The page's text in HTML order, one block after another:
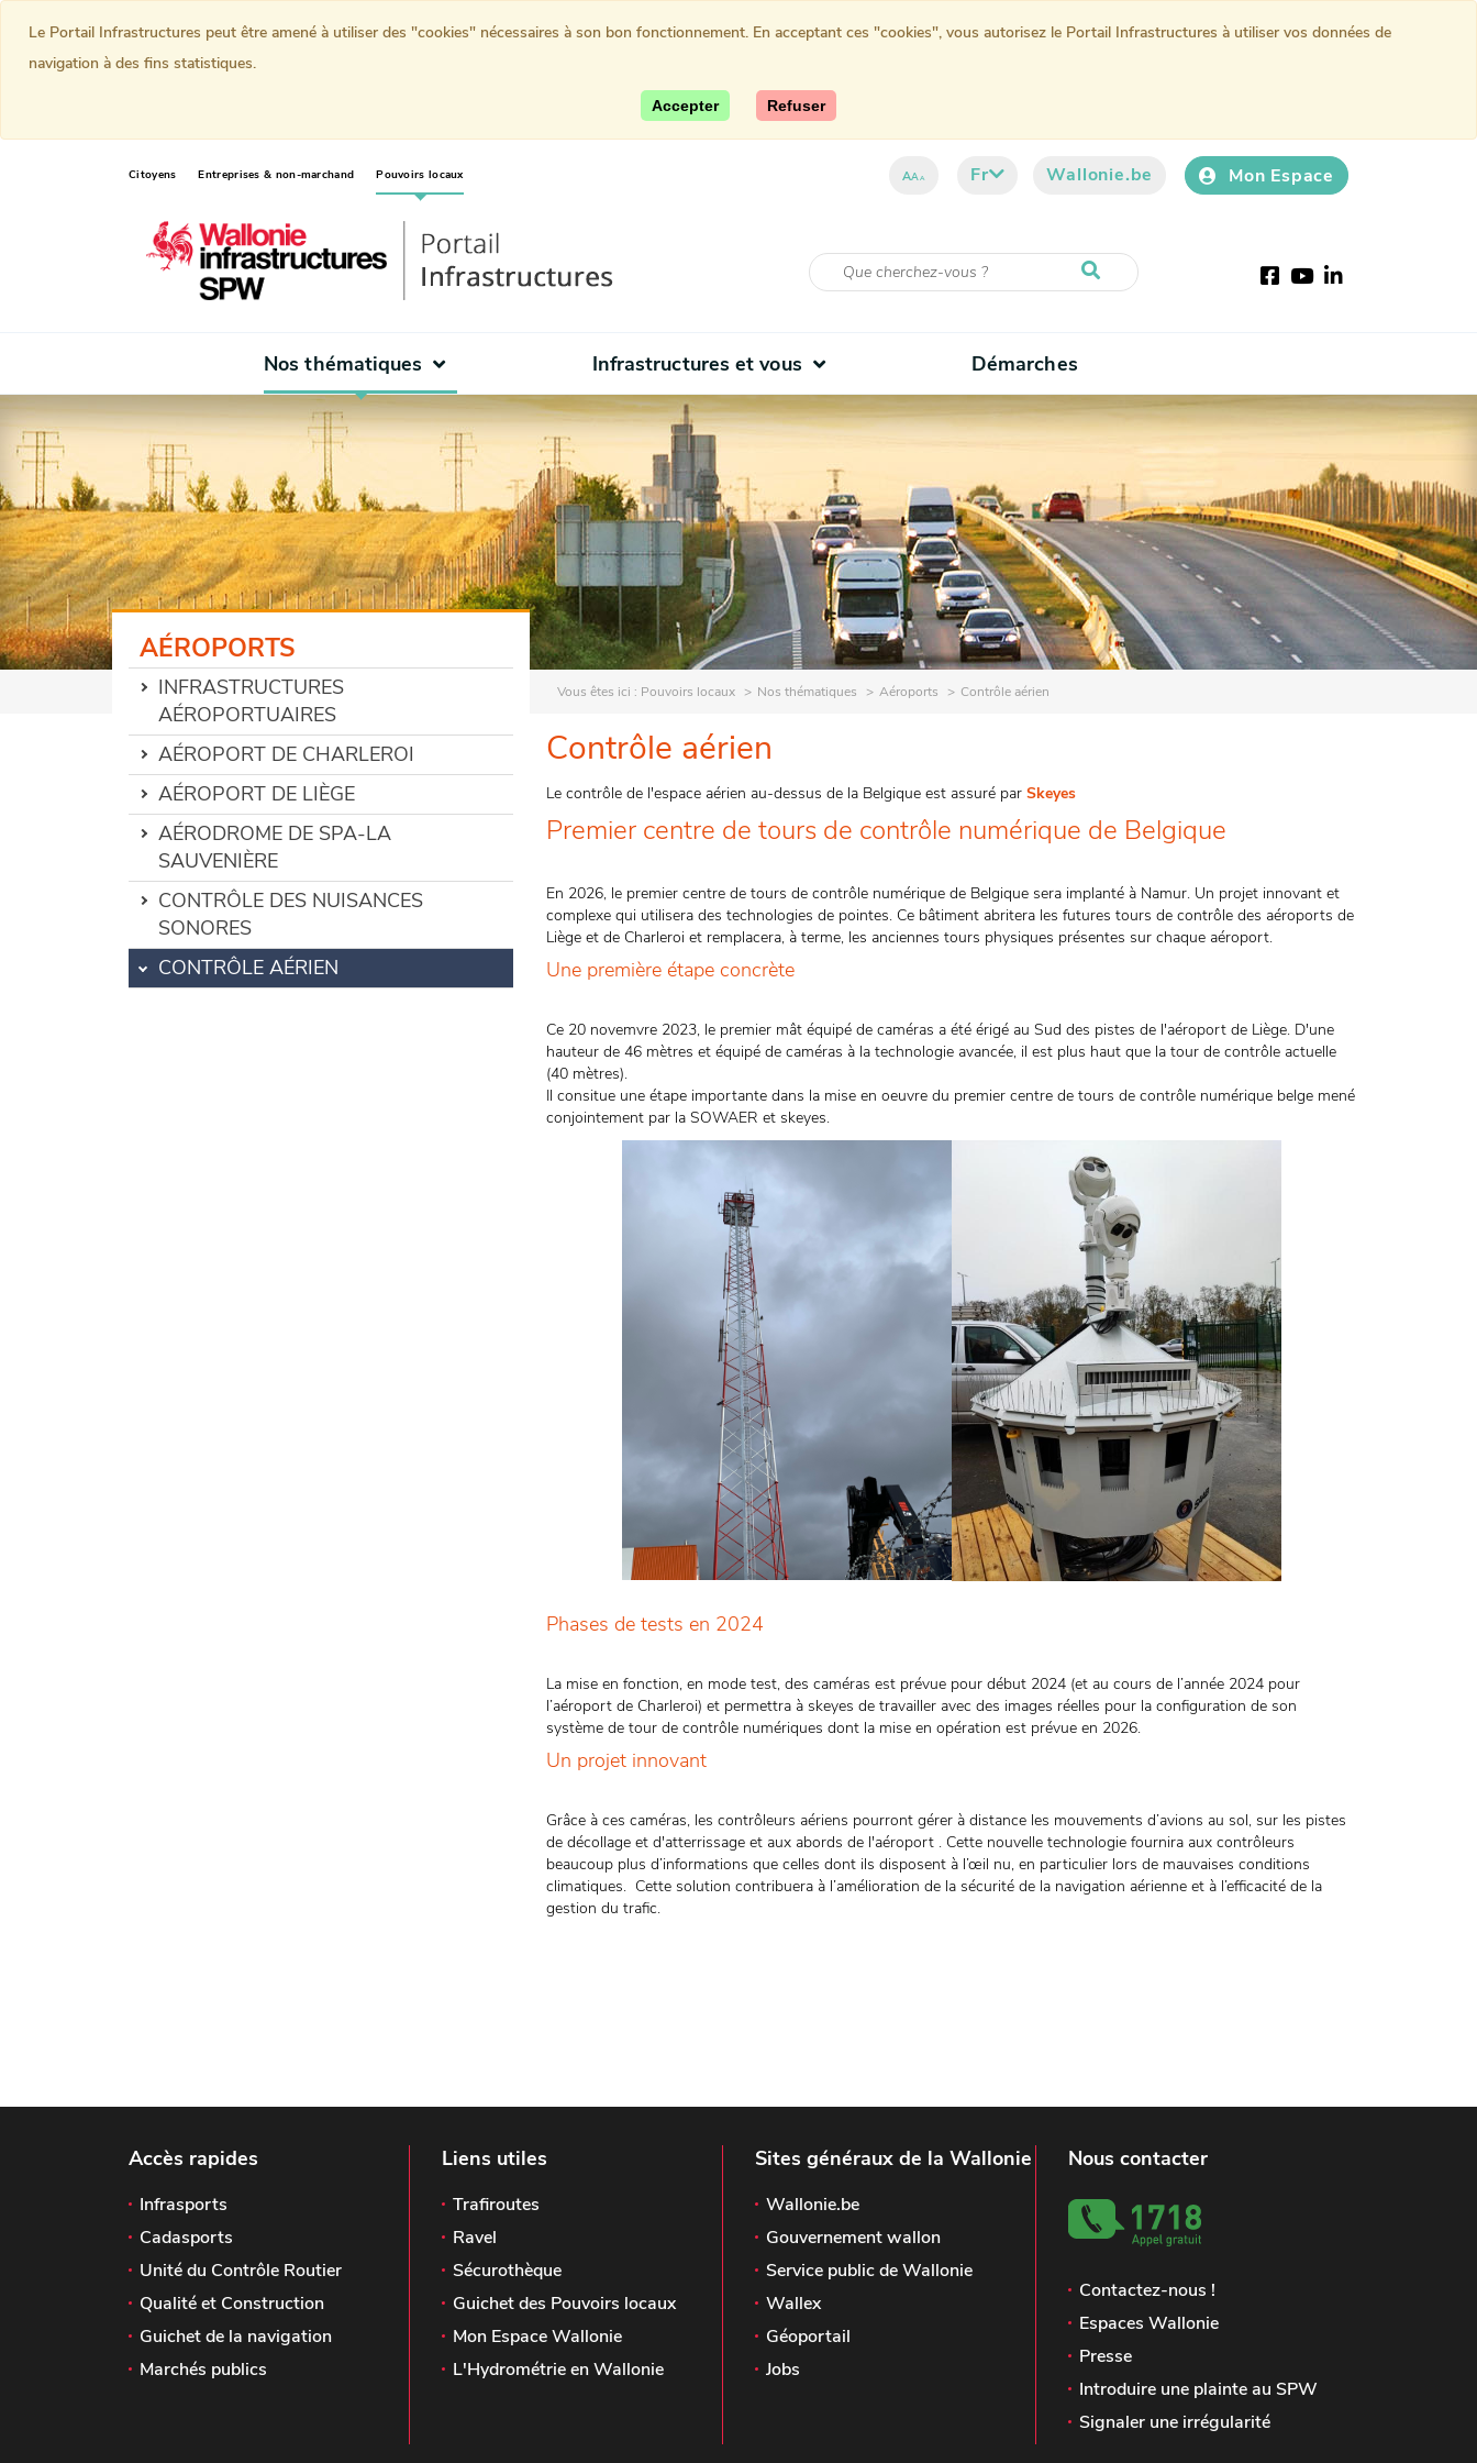
Citoyens Entreprises & non-marchand Pouvoirs locaux(current) AAA Fr Wallonie.be Mon Espace
Facebook
YoutubeLinkedIn
Nos thématiques Infrastructures et vous Démarches
Vous êtes ici : Pouvoirs locaux Nos thématiques Aéroports Contrôle aérien
AÉROPORTS
INFRASTRUCTURES
AÉROPORTUAIRES
AÉROPORT DE CHARLEROI
AÉROPORT DE LIÈGE
AÉRODROME DE SPA-LA
SAUVENIÈRE
CONTRÔLE DES NUISANCES
SONORES
CONTRÔLE AÉRIEN
Contrôle aérien
Le contrôle de l'espace aérien au-dessus de la Belgique est assuré par Skeyes
Premier centre de tours de contrôle numérique de Belgique
En 2026, le premier centre de tours de contrôle numérique de Belgique sera implanté à Namur. Un projet innovant et
complexe qui utilisera des technologies de pointes. Ce bâtiment abritera les futures tours de contrôle des aéroports de
Liège et de Charleroi et remplacera, à terme, les anciennes tours physiques présentes sur chaque aéroport.
Une première étape concrète
Ce 20 novemvre 2023, le premier mât équipé de caméras a été érigé au Sud des pistes de l'aéroport de Liège. D'une
hauteur de 46 mètres et équipé de caméras à la technologie avancée, il est plus haut que la tour de contrôle actuelle
(40 mètres).
Il consitue une étape importante dans la mise en oeuvre du premier centre de tours de contrôle numérique belge mené
conjointement par la SOWAER et skeyes.
Phases de tests en 2024
La mise en fonction, en mode test, des caméras est prévue pour début 2024 (et au cours de l’année 2024 pour
l’aéroport de Charleroi) et permettra à skeyes de travailler avec des images réelles pour la configuration de son
système de tour de contrôle numériques dont la mise en opération est prévue en 2026.
Un projet innovant
Grâce à ces caméras, les contrôleurs aériens pourront gérer à distance les mouvements d’avions au sol, sur les pistes
de décollage et d'atterrissage et aux abords de l'aéroport . Cette nouvelle technologie fournira aux contrôleurs
beaucoup plus d’informations que celles dont ils disposent à l’œil nu, en particulier lors de mauvaises conditions
climatiques. Cette solution contribuera à l’amélioration de la sécurité de la navigation aérienne et à l’efficacité de la
gestion du trafic.
Accès rapides
Infrasports
Cadasports
Unité du Contrôle Routier
Qualité et Construction
Guichet de la navigation
Marchés publics
Liens utiles
Trafiroutes
Ravel
Sécurothèque
Guichet des Pouvoirs locaux
Mon Espace Wallonie
L'Hydrométrie en Wallonie
Sites généraux de la Wallonie
Wallonie.be
Gouvernement wallon
Service public de Wallonie
Wallex
Géoportail
Jobs
Nous contacter
Contactez-nous !
Espaces Wallonie
Presse
Introduire une plainte au SPW
Signaler une irrégularité
Le Portail Infrastructures peut être amené à utiliser des "cookies" nécessaires à son bon fonctionnement. En acceptant ces "cookies", vous autorisez le Portail Infrastructures à utiliser vos données de
navigation à des fins statistiques.
Accepter Refuser